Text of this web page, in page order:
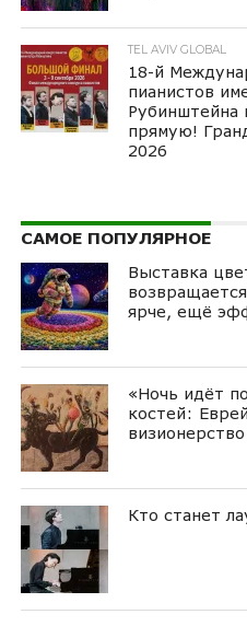
TEL AVIV GLOBAL
18-й
пианистов
прямую!
2026
САМОЕ ПОПУЛЯРНОЕ
Выставка
ярче, ещё
«Ночь идёт
костей:
Кто станет